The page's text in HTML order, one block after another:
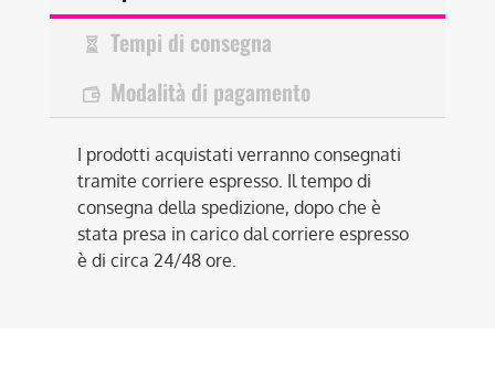
Tempi di consegna
Modalità di pagamento
I prodotti acquistati verranno consegnati
tramite corriere espresso. Il tempo di
consegna della spedizione, dopo che è
stata presa in carico dal corriere espresso
è di circa 24/48 ore.